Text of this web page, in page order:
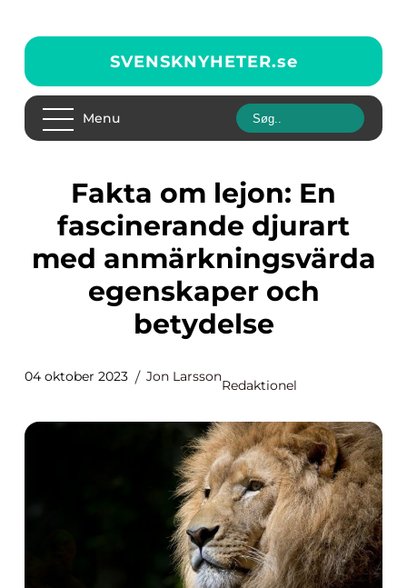
SVENSKNYHETER.se
Menu
Fakta om lejon: En
fascinerande djurart
med anmärkningsvärda
egenskaper och
betydelse
04 oktober 2023 Jon Larsson
Redaktionel